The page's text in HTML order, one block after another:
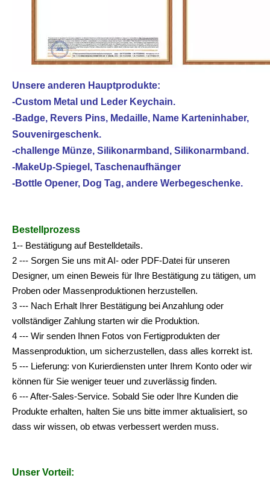
Unsere anderen Hauptprodukte:
-Custom Metal und Leder Keychain.
-Badge, Revers Pins, Medaille, Name Karteninhaber,
Souvenirgeschenk.
-challenge Münze, Silikonarmband, Silikonarmband.
-MakeUp-Spiegel, Taschenaufhänger
-Bottle Opener, Dog Tag, andere Werbegeschenke.
Bestellprozess
1-- Bestätigung auf Bestelldetails.
2 --- Sorgen Sie uns mit AI- oder PDF-Datei für unseren
Designer, um einen Beweis für Ihre Bestätigung zu tätigen, um
Proben oder Massenproduktionen herzustellen.
3 --- Nach Erhalt Ihrer Bestätigung bei Anzahlung oder
vollständiger Zahlung starten wir die Produktion.
4 --- Wir senden Ihnen Fotos von Fertigprodukten der
Massenproduktion, um sicherzustellen, dass alles korrekt ist.
5 --- Lieferung: von Kurierdiensten unter Ihrem Konto oder wir
können für Sie weniger teuer und zuverlässig finden.
6 --- After-Sales-Service. Sobald Sie oder Ihre Kunden die
Produkte erhalten, halten Sie uns bitte immer aktualisiert, so
dass wir wissen, ob etwas verbessert werden muss.
Unser Vorteil: